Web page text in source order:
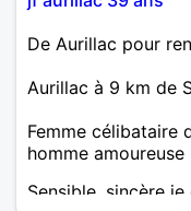
De Aurillac pour
Aurillac à 9 km de
Femme célibataire
homme amoureuse
Sensible, sincère